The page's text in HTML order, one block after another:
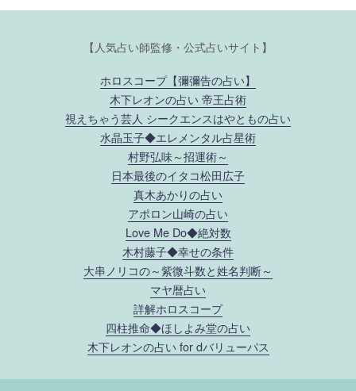
【人気占い師監修・公式占いサイト】
ホロスコープ【彌彌告の占い】
木下レオンの占い 帝王占術
視えちゃう芸人 シークエンスはやともの占い
水晶玉子◆エレメンタル占星術
村野弘味～招運術～
日本最後のイタコ松田広子
真木あかりの占い
アポロン山崎の占い
Love Me Do◆絶対数
木村藤子◆幸せの条件
大串ノリコの～紫微斗数と姓名判断～
マヤ暦占い
詳解ホロスコープ
四柱推命◆ほしよみ堂の占い
木下レオンの占い for dバリューパス